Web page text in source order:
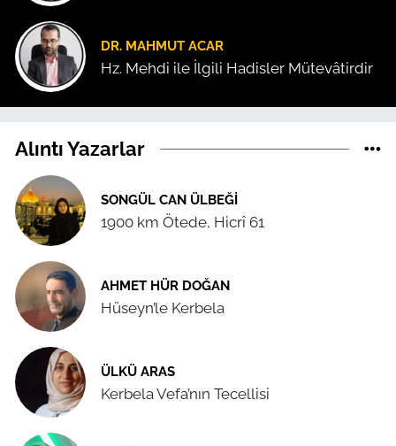
DR. MAHMUT ACAR
Hz. Mehdi ile İlgili Hadisler Mütevâtirdir
Alıntı Yazarlar
SONGÜL CAN ÜLBEĞI
1900 km Ötede, Hicrî 61
AHMET HÜR DOĞAN
Hüseyn’le Kerbela
ÜLKÜ ARAS
Kerbela Vefa’nın Tecellisi